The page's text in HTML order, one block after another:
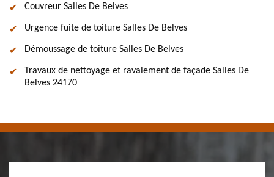
Couvreur Salles De Belves
Urgence fuite de toiture Salles De Belves
Démoussage de toiture Salles De Belves
Travaux de nettoyage et ravalement de façade Salles De
Belves 24170